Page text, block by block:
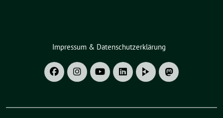
Impressum & Datenschutzerklärung